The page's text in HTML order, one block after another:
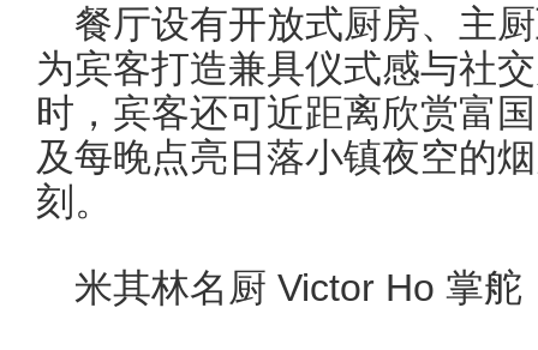
餐厅设有开放式厨房、主
为宾客打造兼具仪式感与社
时，宾客还可近距离欣赏富
及每晚点亮日落小镇夜空的
刻。
米其林名厨 Victor Ho 掌舵